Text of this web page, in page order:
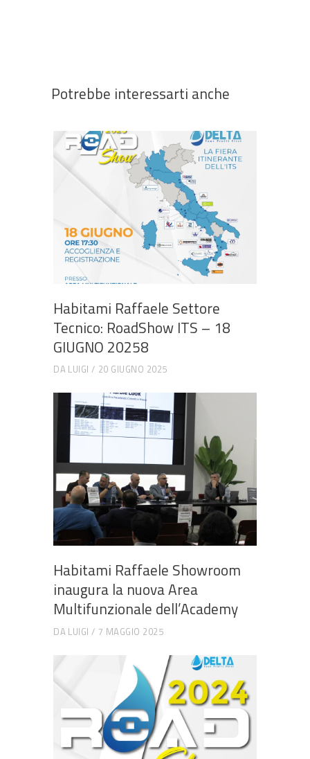
Potrebbe interessarti anche
Habitami Raffaele Settore
Tecnico: RoadShow ITS – 18
GIUGNO 20258
DA LUIGI 20 GIUGNO 2025
Habitami Raffaele Showroom
inaugura la nuova Area
Multifunzionale dell’Academy
DA LUIGI 7 MAGGIO 2025